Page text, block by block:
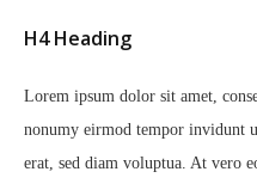
H4 Heading
Lorem ipsum dolor sit amet,
nonumy eirmod tempor invidunt
erat, sed diam voluptua. At vero